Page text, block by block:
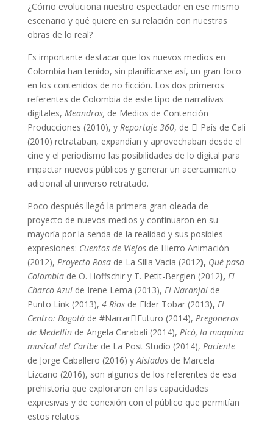
¿Cómo evoluciona nuestro espectador en ese mismo
escenario y qué quiere en su relación con nuestras
obras de lo real?
Es importante destacar que los nuevos medios en
Colombia han tenido, sin planificarse así, un gran foco
en los contenidos de no ficción. Los dos primeros
referentes de Colombia de este tipo de narrativas
digitales, Meandros, de Medios de Contención
Producciones (2010), y Reportaje 360, de El País de Cali
(2010) retrataban, expandían y aprovechaban desde el
cine y el periodismo las posibilidades de lo digital para
impactar nuevos públicos y generar un acercamiento
adicional al universo retratado.
Poco después llegó la primera gran oleada de
proyecto de nuevos medios y continuaron en su
mayoría por la senda de la realidad y sus posibles
expresiones: Cuentos de Viejosde Hierro Animación
(2012), Proyecto Rosade La Silla Vacía (2012), Qué pasa
Colombiade O. Hoffschir y T. Petit-Bergien (2012), El
Charco Azulde Irene Lema (2013), El Naranjalde
Punto Link (2013), 4 Ríosde Elder Tobar (2013), El
Centro: Bogotáde #NarrarElFuturo (2014), Pregoneros
de Medellínde Angela Carabalí (2014), Picó, la maquina
musical del Caribe de La Post Studio (2014), Paciente
de Jorge Caballero (2016) yAisladosde Marcela
Lizcano (2016), son algunos de los referentes de esa
prehistoria que exploraron en las capacidades
expresivas y de conexión con el público que permitían
estos relatos.